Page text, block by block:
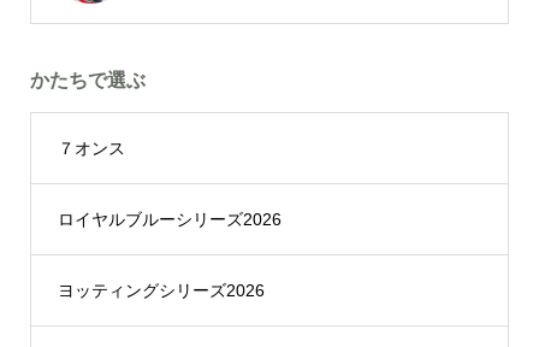
かたちで選ぶ
７オンス
ロイヤルブルーシリーズ2026
ヨッティングシリーズ2026